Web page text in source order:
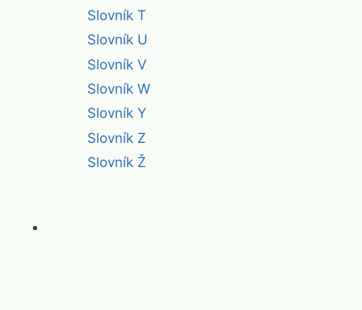
Slovník T
Slovník U
Slovník V
Slovník W
Slovník Y
Slovník Z
Slovník Ž